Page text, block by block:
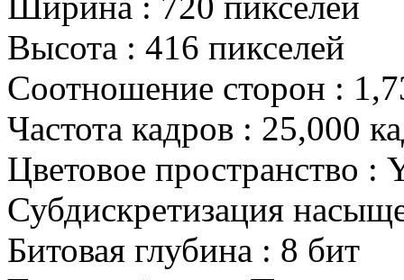
Высота : 416 пикселей
Соотношение сторон :
Частота кадров : 25,000
Цветовое пространство :
Субдискретизация
Битовая глубина : 8 бит